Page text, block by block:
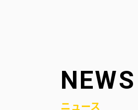
NEWS
ニュース
媒体のあり方とこれから